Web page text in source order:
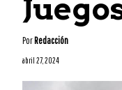
PorRedacción
abril 27, 2024